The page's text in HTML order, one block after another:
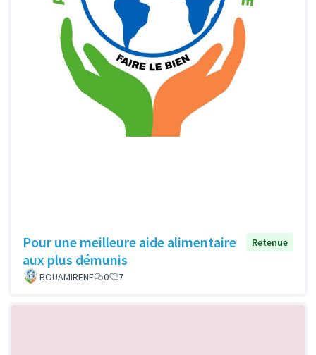
Pour une meilleure aide alimentaire
aux plus démunis
Retenue
BOUAMIRENE 0 7